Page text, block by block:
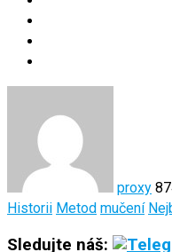
proxy
Historii Metod mučení
Sledujte náš: